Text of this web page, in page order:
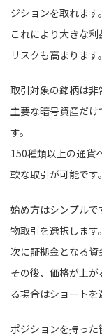
ジションを取れます。
これにより大きな
リスクも高まります。
取引対象の銘柄は非
主要な暗号資産だ
す。
150種類以上の通貨
軟な取引が可能です。
始め方はシンプル
物取引を選択します。
次に証拠金となる資
その後、価格が上
る場合はショートを
ポジションを持った